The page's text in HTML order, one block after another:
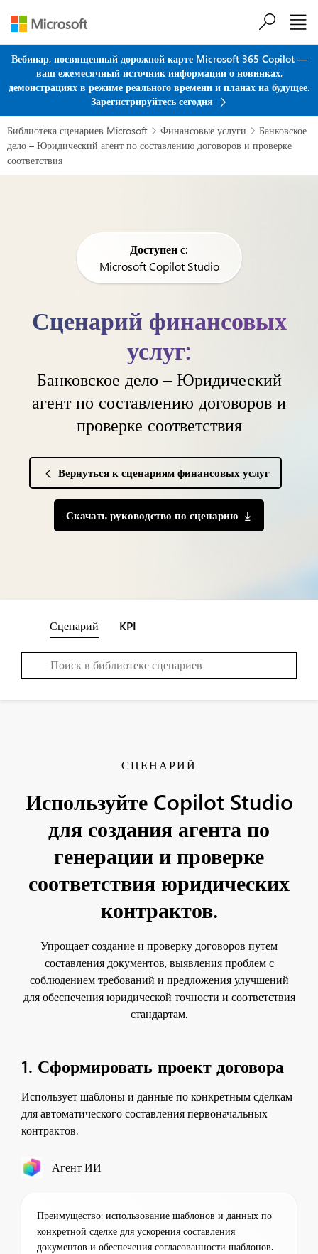
Перейти к основному содержанию
Вебинар, посвященный дорожной карте Microsoft 365 Copilot —
ваш ежемесячный источник информации о новинках,
демонстрациях в режиме реального времени и планах на будущее.
Зарегистрируйтесь сегодня
Библиотека сценариев Microsoft  Финансовые услуги  Банковское
дело – Юридический агент по составлению договоров и проверке
соответствия
Доступен с:
Microsoft Copilot Studio
Сценарий финансовых
услуг:
Банковское дело – Юридический
агент по составлению договоров и
проверке соответствия
Вернуться к сценариям финансовых услуг
Скачать руководство по сценарию
Сценарий KPI
СЦЕНАРИЙ
Используйте Copilot Studio
для создания агента по
генерации и проверке
соответствия юридических
контрактов.
Упрощает создание и проверку договоров путем
составления документов, выявления проблем с
соблюдением требований и предложения улучшений
для обеспечения юридической точности и соответствия
стандартам.
1. Сформировать проект договора
Использует шаблоны и данные по конкретным сделкам
для автоматического составления первоначальных
контрактов.
Агент ИИ
Преимущество: использование шаблонов и данных по
конкретной сделке для ускорения составления
документов и обеспечения согласованности шаблонов.